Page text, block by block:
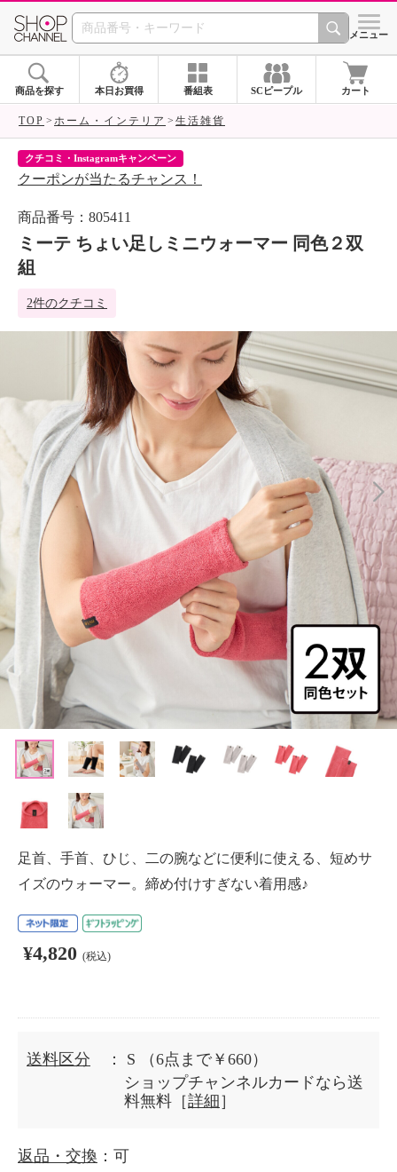
SHOP CHANNEL シメニュー
商品を探す 本日お買得 番組表 SCピープル カート
TOP ホーム・インテリア 生活雑貨
クチコミ・Instagramキャンペーン
クーポンが当たるチャンス！
商品番号：805411
ミーテ ちょい足しミニウォーマー 同色２双
組
2件のクチコミ
足首、手首、ひじ、二の腕などに便利に使える、短めサ
イズのウォーマー。締め付けすぎない着用感♪
¥4,820 (税込)
送料区分 ： S
（6点まで￥660）
ショップチャンネルカードなら送
料無料［詳細 ］
返品・交換 ：可